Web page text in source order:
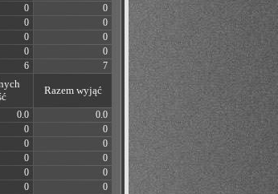
0
0
0
0
0
0
0
0
6 7
Razem wyjąć
0.0
0.0
0
0
0
0
0
0
0
0
0
0